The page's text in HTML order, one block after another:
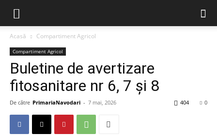
Acasă Compartiment Agricol
Compartiment Agricol
Buletine de avertizare
fitosanitare nr 6, 7 și 8
De către PrimariaNavodari - 7 mai, 2026 0
404